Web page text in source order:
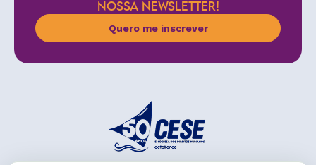
NOSSA NEWSLETTER!
Quero me inscrever